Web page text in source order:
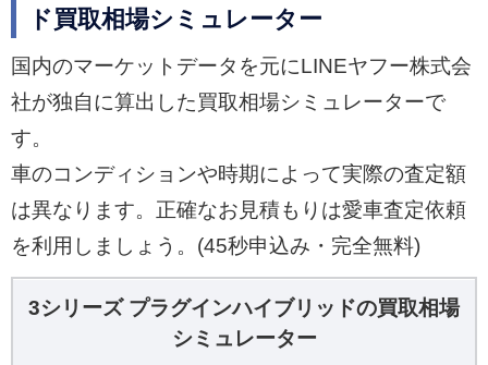
ド買取相場シミュレーター
国内のマーケットデータを元にLINEヤフー株式会
社が独自に算出した買取相場シミュレーターで
す。
車のコンディションや時期によって実際の査定額
は異なります。正確なお見積もりは愛車査定依頼
を利用しましょう。(45秒申込み・完全無料)
3シリーズ プラグインハイブリッドの買取相場
シミュレーター